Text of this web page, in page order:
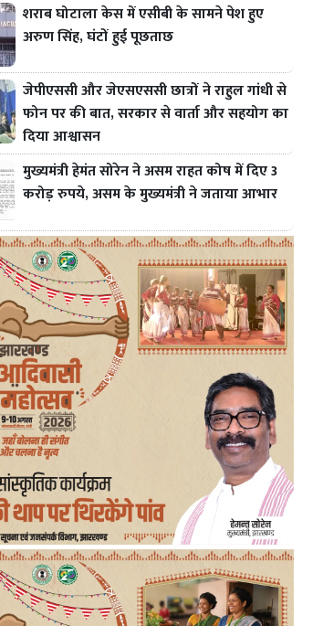
शराब घोटाला केस में एसीबी के सामने पेश हुए
अरुण सिंह, घंटों हुई पूछताछ
जेपीएससी और जेएसएससी छात्रों ने राहुल गांधी से
फोन पर की बात, सरकार से वार्ता और सहयोग का
दिया आश्वासन
मुख्यमंत्री हेमंत सोरेन ने असम राहत कोष में दिए 3
करोड़ रुपये, असम के मुख्यमंत्री ने जताया आभार